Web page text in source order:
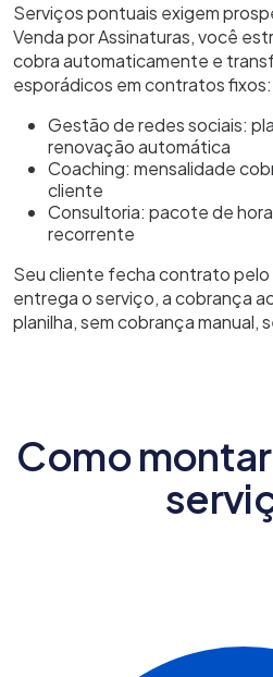
Serviços pontuais exigem
Venda por Assinaturas, você
cobra automaticamente e
esporádicos em contratos fixos:
Gestão de redes sociais:
renovação automática
Coaching: mensalidade
cliente
Consultoria: pacote de
recorrente
Seu cliente fecha contrato
entrega o serviço, a cobrança
planilha, sem cobrança manual,
Como